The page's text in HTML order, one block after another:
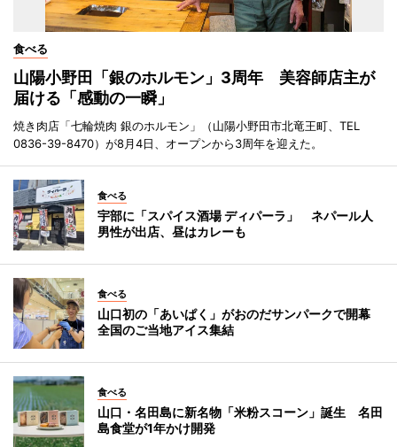
食べる
山陽小野田「銀のホルモン」3周年 美容師店主が
届ける「感動の一瞬」
焼き肉店「七輪焼肉 銀のホルモン」（山陽小野田市北竜王町、TEL
0836-39-8470）が8月4日、オープンから3周年を迎えた。
食べる
宇部に「スパイス酒場 ディパーラ」 ネパール人
男性が出店、昼はカレーも
食べる
山口初の「あいぱく」がおのだサンパークで開幕
全国のご当地アイス集結
食べる
山口・名田島に新名物「米粉スコーン」誕生 名田
島食堂が1年かけ開発